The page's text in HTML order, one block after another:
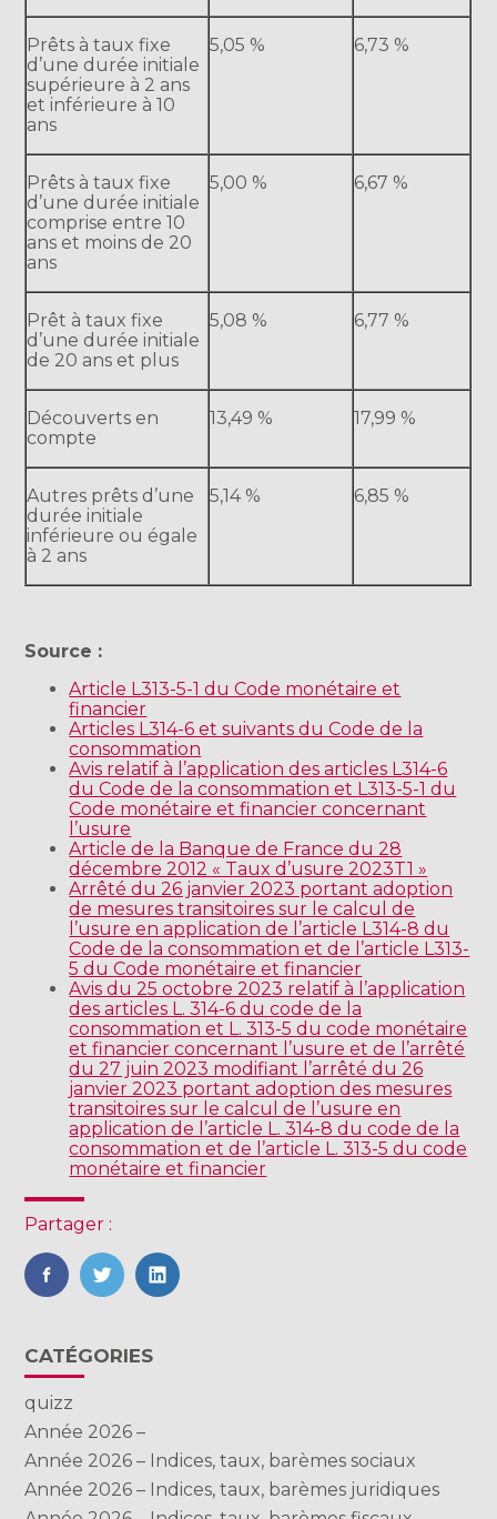
Prêts à taux fixe
d’une durée initiale
supérieure à 2 ans
et inférieure à 10
ans
5,05 % 6,73 %
Prêts à taux fixe
d’une durée initiale
comprise entre 10
ans et moins de 20
ans
5,00 % 6,67 %
Prêt à taux fixe
d’une durée initiale
de 20 ans et plus
5,08 % 6,77 %
Découverts en
compte
13,49 % 17,99 %
Autres prêts d’une
durée initiale
inférieure ou égale
à 2 ans
5,14 % 6,85 %
Source :
Article L313-5-1 du Code monétaire et
financier
Articles L314-6 et suivants du Code de la
consommation
Avis relatif à l’application des articles L314-6
du Code de la consommation et L313-5-1 du
Code monétaire et financier concernant
l’usure
Article de la Banque de France du 28
décembre 2012 « Taux d’usure 2023T1 »
Arrêté du 26 janvier 2023 portant adoption
de mesures transitoires sur le calcul de
l’usure en application de l’article L314-8 du
Code de la consommation et de l’article L313-
5 du Code monétaire et financier
Avis du 25 octobre 2023 relatif à l’application
des articles L. 314-6 du code de la
consommation et L. 313-5 du code monétaire
et financier concernant l’usure et de l’arrêté
du 27 juin 2023 modifiant l’arrêté du 26
janvier 2023 portant adoption des mesures
transitoires sur le calcul de l’usure en
application de l’article L. 314-8 du code de la
consommation et de l’article L. 313-5 du code
monétaire et financier
Partager :
FaceBook
TwitterLinkedIn
Blog
sidebar
CATÉGORIES
quizz
Année 2026 –
Année 2026 – Indices, taux, barèmes sociaux
Année 2026 – Indices, taux, barèmes juridiques